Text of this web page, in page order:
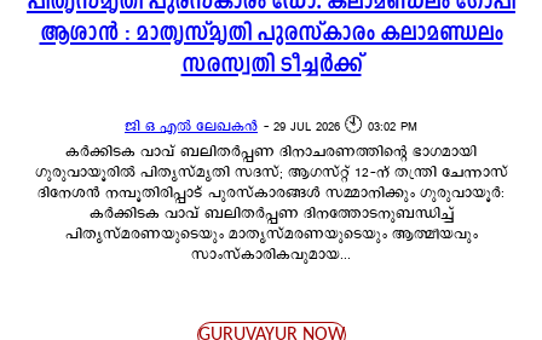
ആശാന്‍ : മാതൃസ്‌മൃതി പുരസ്‌കാരം കലാമണ്ഡലം
സരസ്വതി ടീച്ചര്‍ക്ക്
ജി ഒ എൽ ലേഖകൻ - 29 JUL 2026 🕙 03:02 PM
കർക്കിടക വാവ് ബലിതർപ്പണ ദിനാചരണത്തിന്റെ ഭാഗമായി
ഗുരുവായൂരിൽ പിതൃസ്മൃതി സദസ്; ആഗസ്റ്റ് 12-ന് തന്ത്രി ചേന്നാസ്
ദിനേശൻ നമ്പൂതിരിപ്പാട് പുരസ്‌കാരങ്ങൾ സമ്മാനിക്കും ഗുരുവായൂർ:
കർക്കിടക വാവ് ബലിതർപ്പണ ദിനത്തോടനുബന്ധിച്ച്
പിതൃസ്മരണയുടെയും മാതൃസ്മരണയുടെയും ആത്മീയവും
സാംസ്‌കാരികവുമായ...
GURUVAYUR NOW